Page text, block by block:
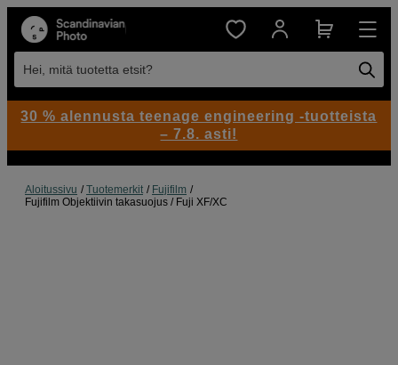
Hei, mitä tuotetta etsit?
Aloitussivu Tuotemerkit
Fujifilm
Fujifilm Objektiivin takasuojus / Fuji XF/XC
30 % alennusta teenage engineering -tuotteista
– 7.8. asti!